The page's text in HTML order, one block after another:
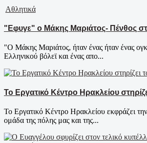
Αθλητικά
"Εφυγε" ο Μάκης Μαριάτος- Πένθος
"O Mάκης Μαριάτος, ήταν ένας ήταν ένας
Ελληνικού βόλεϊ και ένας απο...
Το Εργατικό Κέντρο Ηρακλείου
Το Εργατικό Κέντρο Ηρακλείου εκφράζει
ομάδα της πόλης μας και της...